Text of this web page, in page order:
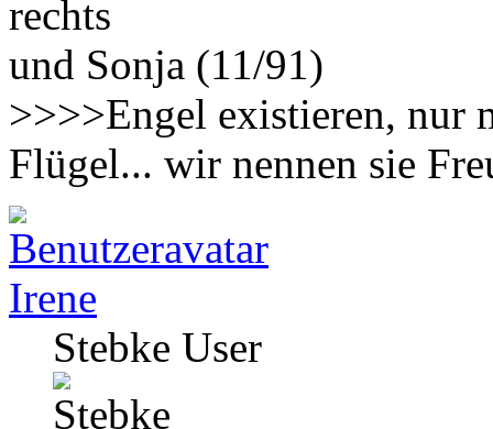
rechts
und Sonja (11/91)
>>>>Engel existieren, nur
Flügel... wir nennen sie
Irene
Stebke User